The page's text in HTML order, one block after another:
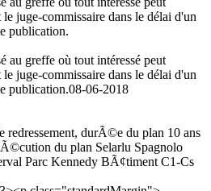
juge-commissaire dans le délai d'un
publication.
au greffe où tout intéressé peut
juge-commissaire dans le délai d'un
publication.08-06-2018
redressement, durÃ©e du plan 10 ans
du plan Selarlu Spagnolo
Parc Kennedy BÃ¢timent C1-Cs